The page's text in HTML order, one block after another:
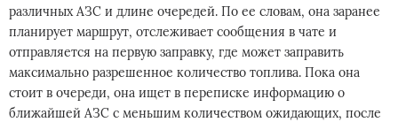
различных АЗС и длине очередей. По ее словам, она заранее
планирует маршрут, отслеживает сообщения в чате и
отправляется на первую заправку, где может заправить
максимально разрешенное количество топлива. Пока она
стоит в очереди, она ищет в переписке информацию о
ближайшей АЗС с меньшим количеством ожидающих, после